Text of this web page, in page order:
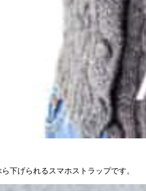
下げられるスマホストラップです。